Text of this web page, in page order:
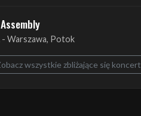
Zobacz wszystkie zbliżające się koncerty